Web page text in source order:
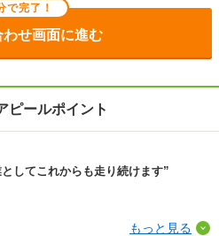
で完了！
わせ画面に進む
ピールポイント
してこれからも走り続けます”
もっと見る